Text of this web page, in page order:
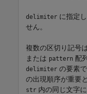
delimiter に指定
せん。
複数の区切り記号
または pattern 配
delimiter の要素
の出現順序が重要
str 内の同じ文字